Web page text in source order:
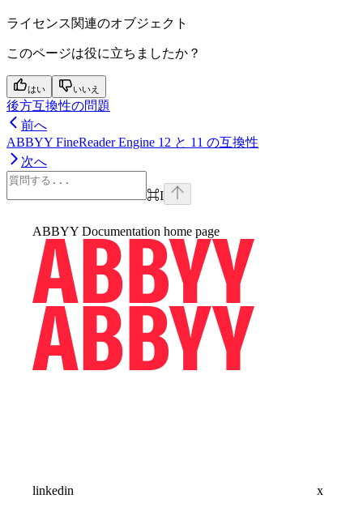
ライセンス関連のオブジェクト
このページは役に立ちましたか？
はい いいえ
後方互換性の問題
前へ
ABBYY FineReader Engine 12 と 11 の互換性
次へ
⌘I
ABBYY Documentation home page
linkedin x